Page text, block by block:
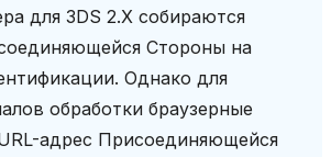
для 3DS 2.X собираются
Стороны на
Однако для
обработки браузерные
адрес Присоединяющейся